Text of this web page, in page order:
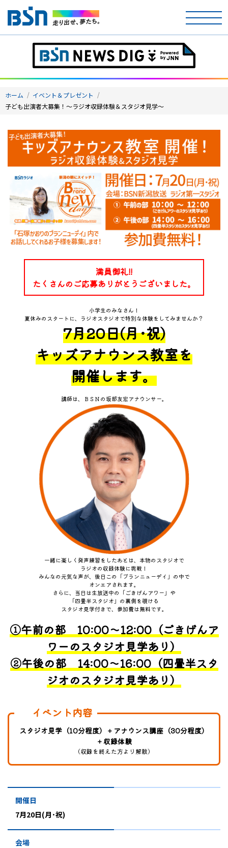
ホーム
テレビ
ラジオ
アナウンサー
イベント
ニュース
天気
プレゼント
キッズ
ケンジュ 愛の募金
Well-being 防災・減災
ショッピング
会社概要・ビジョン
お問い合わせ
ホーム
イベント＆プレゼント
子ども出演者大募集！～ラジオ収録体験＆スタジオ見学～
満員御礼!!
たくさんのご応募ありがとうございました。
小学生のみなさん！
夏休みのスタートに、ラジオスタジオで特別な体験をしてみませんか？
7月20日(月･祝)
キッズアナウンス教室を
開催します。
講師は、ＢＳＮの坂部友宏アナウンサー。
一緒に楽しく発声練習をしたあとは、本物のスタジオで
ラジオの収録体験に挑戦！
みんなの元気な声が、後日この「ブランニューデイ」の中で
オンエアされます。
さらに、当日は生放送中の「ごきげんアワー」や
「四畳半スタジオ」の裏側を覗ける
スタジオ見学付きで、参加費は無料です。
①午前の部 10:00～12:00（ごきげんア
ワーのスタジオ見学あり）
②午後の部 14:00～16:00（四畳半スタ
ジオのスタジオ見学あり）
イベント内容
スタジオ見学（10分程度）＋アナウンス講座（30分程度）
＋収録体験
（収録を終えた方より解散）
開催日
7月20日(月･祝)
会場